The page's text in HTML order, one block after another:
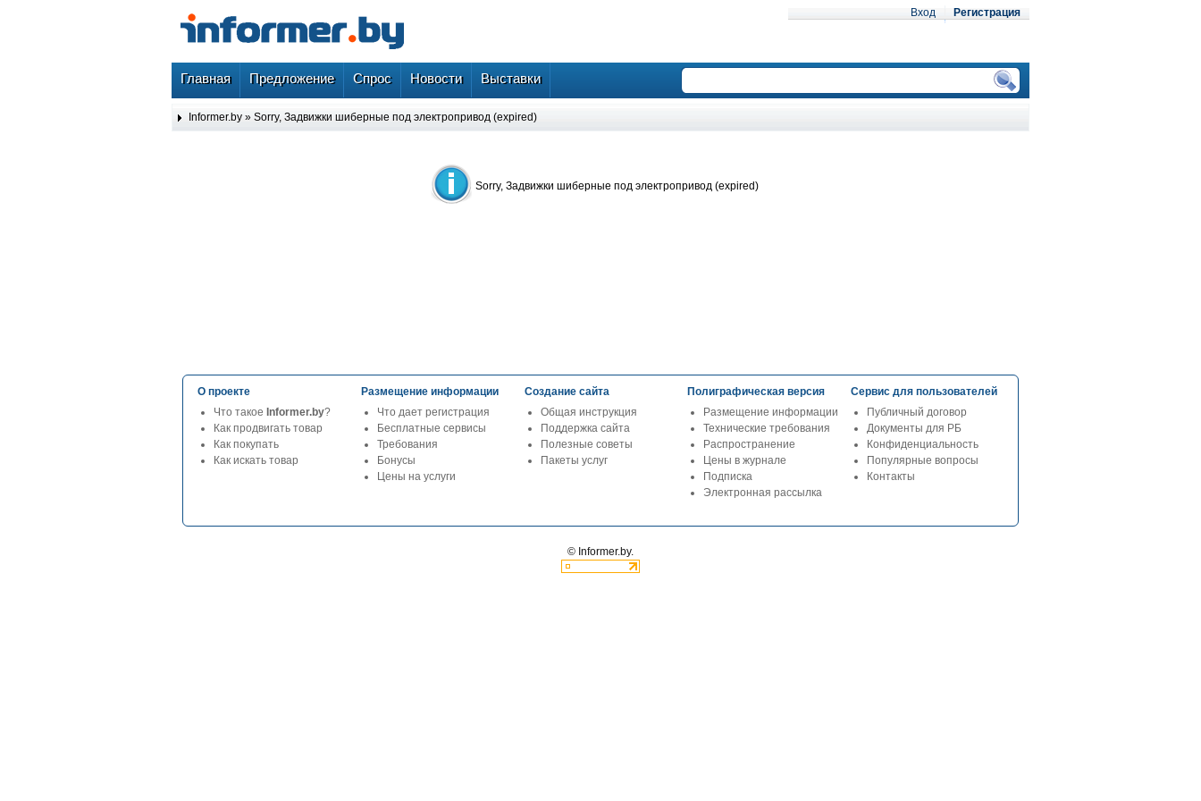
Вход Регистрация
Главная Предложение Спрос Новости Выставки
Informer.by » Sorry, Задвижки шиберные под электропривод (expired)
Sorry, Задвижки шиберные под электропривод (expired)
О проекте
Что такое Informer.by?
Как продвигать товар
Как покупать
Как искать товар
Размещение информации
Что дает регистрация
Бесплатные сервисы
Требования
Бонусы
Цены на услуги
Создание сайта
Общая инструкция
Поддержка сайта
Полезные советы
Пакеты услуг
Полиграфическая версия
Размещение информации
Технические требования
Распространение
Цены в журнале
Подписка
Электронная рассылка
Сервис для пользователей
Публичный договор
Документы для РБ
Конфиденциальность
Популярные вопросы
Контакты
© Informer.by.